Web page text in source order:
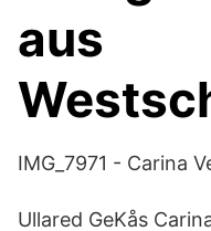
aus
IMG_7971 - Carina
Ullared GeKås